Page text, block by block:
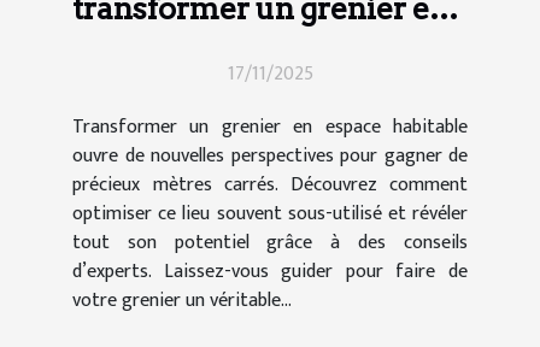
transformer un grenier en
17/11/2025
Transformer un grenier en espace habitable
ouvre de nouvelles perspectives pour gagner de
précieux mètres carrés. Découvrez comment
optimiser ce lieu souvent sous-utilisé et révéler
tout son potentiel grâce à des conseils
d’experts. Laissez-vous guider pour faire de
votre grenier un véritable...